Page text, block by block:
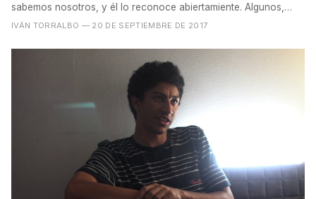
sabemos nosotros, y él lo reconoce abiertamiente. Algunos,
como...
IVÁN TORRALBO — 20 DE SEPTIEMBRE DE 2017